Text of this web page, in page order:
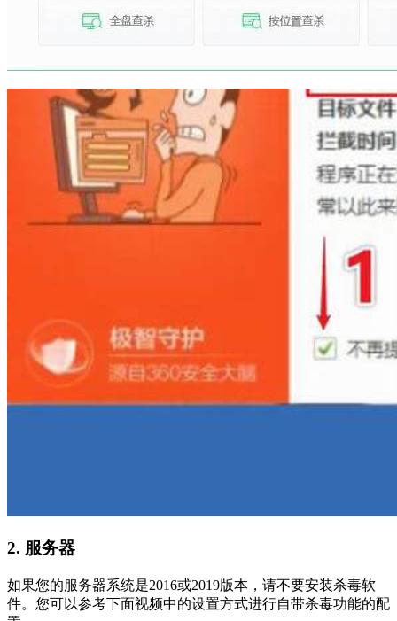
2. 服务器
如果您的服务器系统是2016或2019版本，请不要安装杀毒软
件。您可以参考下面视频中的设置方式进行自带杀毒功能的配